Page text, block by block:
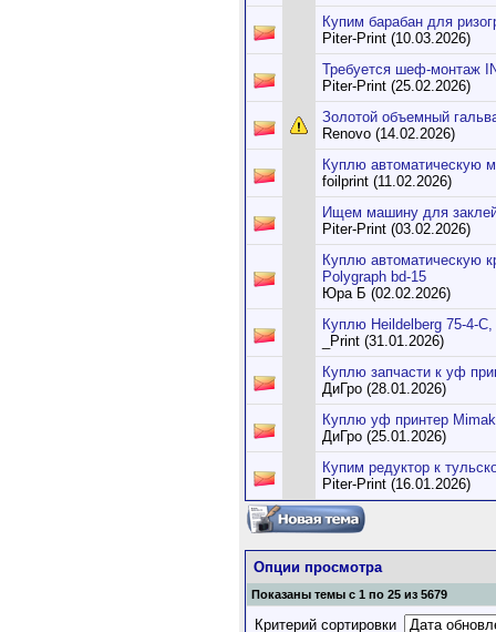
Купим барабан для
Piter-Print (10.03.2026)
Требуется шеф-монтаж
Piter-Print (25.02.2026)
Золотой объемный
Renovo (14.02.2026)
Куплю автоматическую
foilprint (11.02.2026)
Ищем машину для
Piter-Print (03.02.2026)
Куплю автоматическую
Polygraph bd-15
Юра Б (02.02.2026)
Куплю Heildelberg 75-4-C,
_Print (31.01.2026)
Куплю запчасти к уф
ДиГро (28.01.2026)
Куплю уф принтер
ДиГро (25.01.2026)
Купим редуктор к
Piter-Print (16.01.2026)
Опции просмотра
Показаны темы с 1 по 25 из 5679
Критерий сортировки